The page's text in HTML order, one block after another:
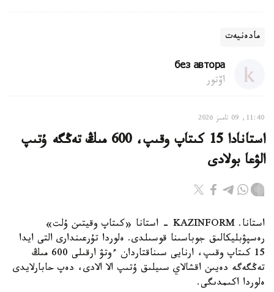
مادەنيەت
без автора
اۆتور
11:40, 09 تامىز 2026
استانادا 15 كىتاپ وقىپ، 600 مىڭ تەڭگە ۇتىپ
الۋعا بولادى
استانا. KAZINFORM - استانا «كىتاپ وقيتىن ۇلت»
رەسپۋبليكالىق جوباسىنا قوسىلدى. ەلوردا تۇرعىندارى التى ايدا
15 كىتاپ وقىپ، ارنايى سىناقتاردان ءوتۋ ارقىلى 600 مىڭ
تەڭگەگە دەيىن اقشالاي سىيلىق ۇتىپ الا الادى، دەپ حابارلايدى
ەلوردا اكىمدىگى.